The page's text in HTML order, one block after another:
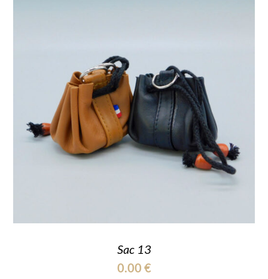
Sac 13
0.00 €